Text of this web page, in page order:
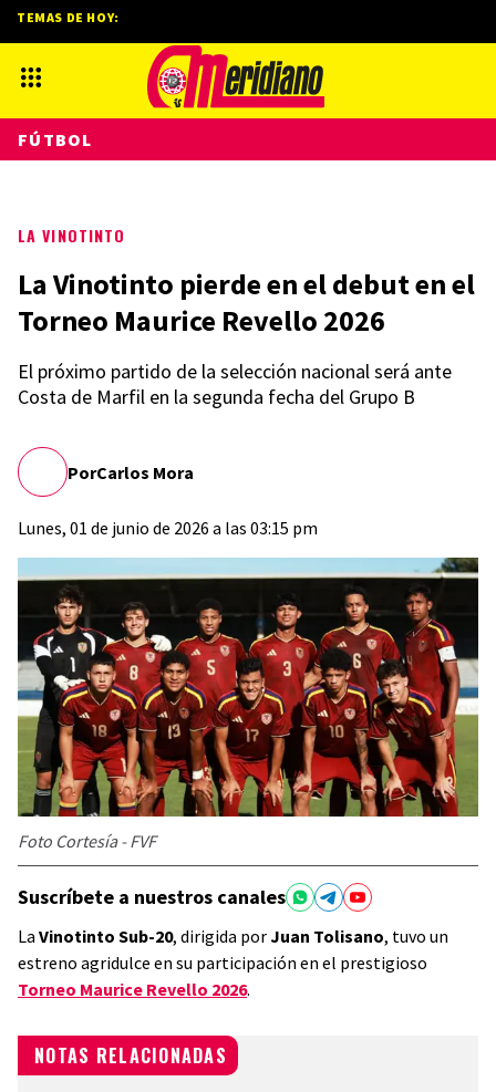
LA VINOTINTO
La Vinotinto pierde en el debut en el
Torneo Maurice Revello 2026
El próximo partido de la selección nacional será ante
Costa de Marfil en la segunda fecha del Grupo B
PorCarlos Mora
Lunes, 01 de junio de 2026 a las 03:15 pm
Foto Cortesía - FVF
Suscríbete a nuestros canales
La Vinotinto Sub-20, dirigida porJuan Tolisano, tuvo un
estreno agridulce en su participación en el prestigioso
Torneo Maurice Revello 2026.
NOTAS RELACIONADAS
TEMAS DE HOY:
FÚTBOL